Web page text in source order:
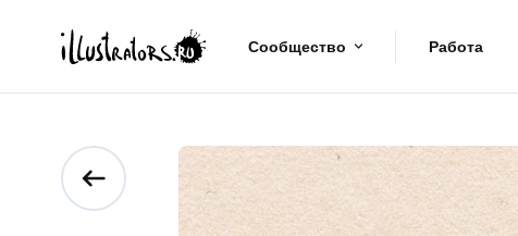
Сообщество Работа